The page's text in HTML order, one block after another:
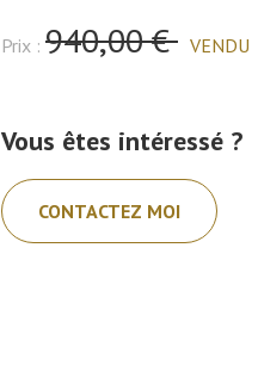
Prix : 940,00 € VENDU
Vous êtes intéressé ?
CONTACTEZ MOI